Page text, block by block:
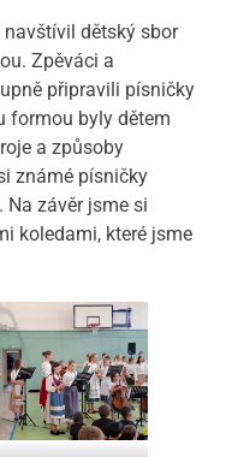
dětský sbor
Zpěváci a
připravili písničky
formou byly dětem
a způsoby
známé písničky
závěr jsme si
koledami, které jsme